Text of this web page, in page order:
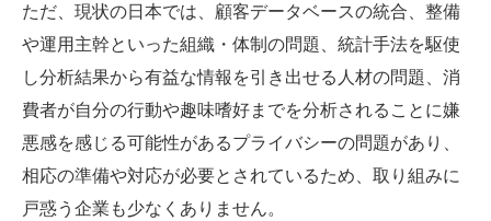
ただ、現状の日本では、顧客データベースの統合、整備
や運用主幹といった組織・体制の問題、統計手法を駆使
し分析結果から有益な情報を引き出せる人材の問題、消
費者が自分の行動や趣味嗜好までを分析されることに嫌
悪感を感じる可能性があるプライバシーの問題があり、
相応の準備や対応が必要とされているため、取り組みに
戸惑う企業も少なくありません。